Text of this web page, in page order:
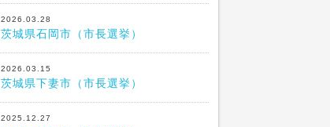
2026.03.28
茨城県石岡市（市長選挙）
2026.03.15
茨城県下妻市（市長選挙）
2025.12.27